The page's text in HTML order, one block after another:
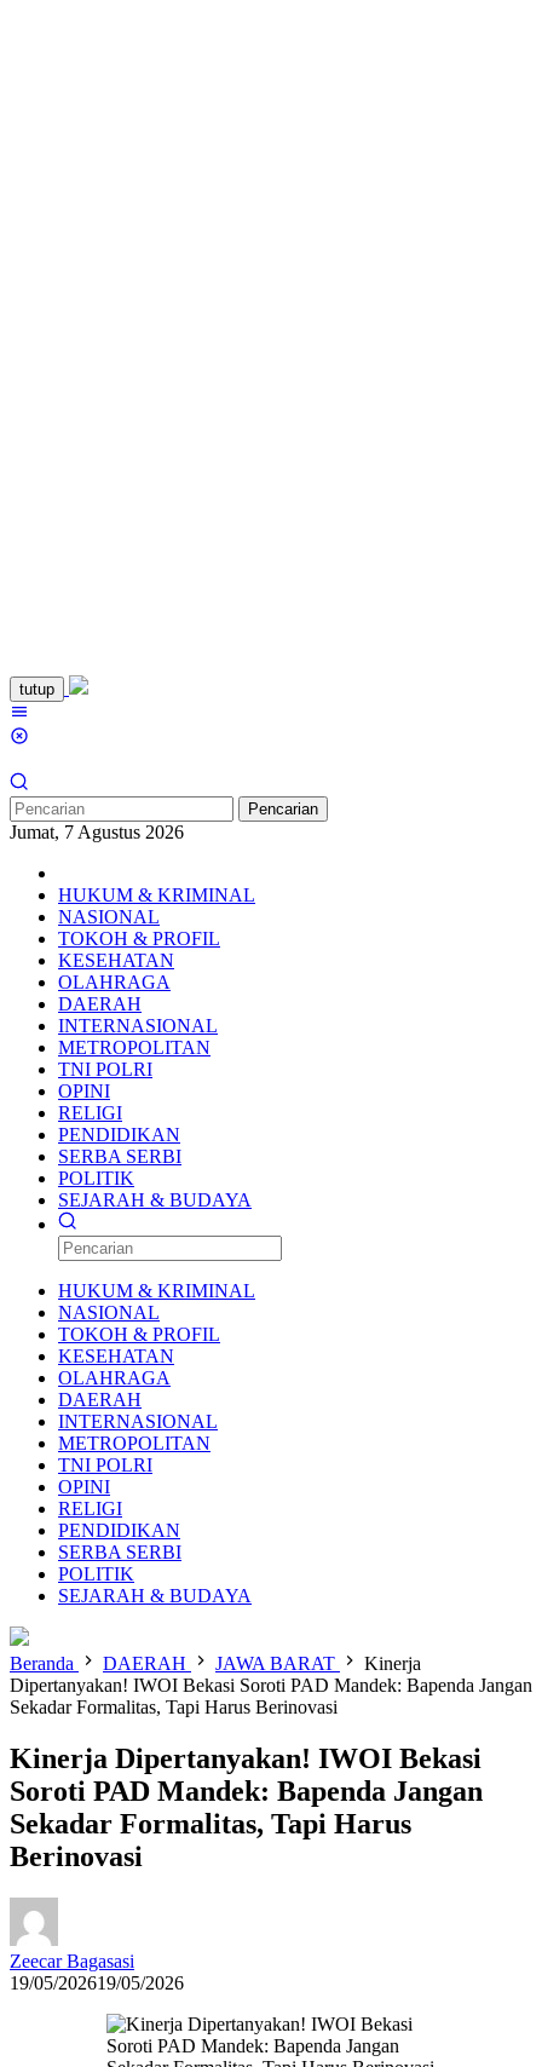
Loncat
ke
konten
tutup
Pencarian
Jumat, 7 Agustus 2026
HUKUM & KRIMINAL
NASIONAL
TOKOH & PROFIL
KESEHATAN
OLAHRAGA
DAERAH
INTERNASIONAL
METROPOLITAN
TNI POLRI
OPINI
RELIGI
PENDIDIKAN
SERBA SERBI
POLITIK
SEJARAH & BUDAYA
HUKUM & KRIMINAL
NASIONAL
TOKOH & PROFIL
KESEHATAN
OLAHRAGA
DAERAH
INTERNASIONAL
METROPOLITAN
TNI POLRI
OPINI
RELIGI
PENDIDIKAN
SERBA SERBI
POLITIK
SEJARAH & BUDAYA
Beranda DAERAH JAWA BARAT
Kinerja
Dipertanyakan! IWOI Bekasi Soroti PAD Mandek: Bapenda Jangan
Sekadar Formalitas, Tapi Harus Berinovasi
Kinerja Dipertanyakan! IWOI Bekasi
Soroti PAD Mandek: Bapenda Jangan
Sekadar Formalitas, Tapi Harus
Berinovasi
Zeecar Bagasasi
19/05/202619/05/2026